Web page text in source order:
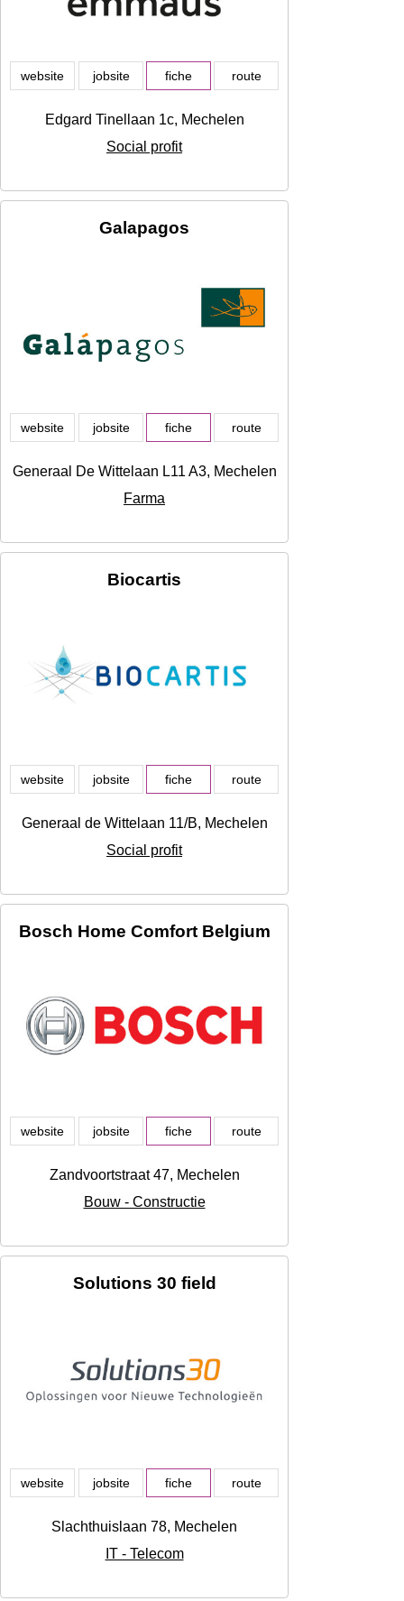
website jobsite fiche route
Edgard Tinellaan 1c, Mechelen
Social profit
Galapagos
website jobsite fiche route
Generaal De Wittelaan L11 A3, Mechelen
Farma
Biocartis
website jobsite fiche route
Generaal de Wittelaan 11/B, Mechelen
Social profit
Bosch Home Comfort Belgium
website jobsite fiche route
Zandvoortstraat 47, Mechelen
Bouw - Constructie
Solutions 30 field
website jobsite fiche route
Slachthuislaan 78, Mechelen
IT - Telecom